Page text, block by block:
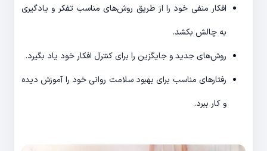
افکار منفی خود را از طریق روش‌های مناسب تفکر و یادگیری
به چالش بکشد.
روش‌های جدید و جایگزین را برای کنترل افکار خود یاد بگیرد.
رفتارهای مناسب برای بهبود سلامت روانی خود را آموزش دیده
و کار ببرد.